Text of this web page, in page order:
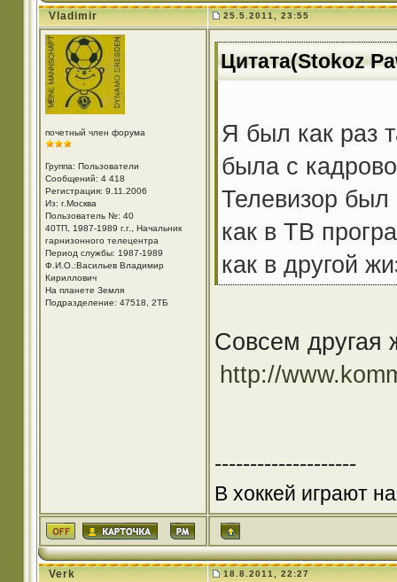
Vladimir 25.5.2011, 23:55
почетный член форума
Группа: Пользователи
Сообщений: 4 418
Регистрация: 9.11.2006
Из: г.Москва
Пользователь №: 40
40ТП, 1987-1989 г.г., Начальник
гарнизонного телецентра
Период службы: 1987-1989
Ф.И.О.:Васильев Владимир
Кириллович
На планете Земля
Подразделение: 47518, 2ТБ
Цитата(Stokoz
Я был как раз
была с
Телевизор был
как в ТВ
как в другой
Совсем другая
http://
--------------------
В хоккей играют
Verk 18.8.2011, 22:27